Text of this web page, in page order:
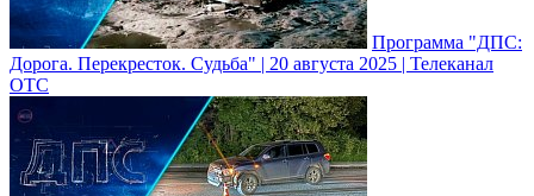
Программа "ДПС:
Дорога. Перекресток. Судьба" | 20 августа 2025 | Телеканал
ОТС